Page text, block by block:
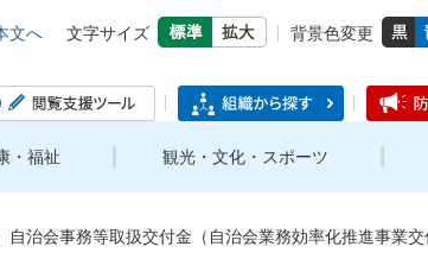
文へ 文字サイズ
背景色変更
・福祉 観光・文化・スポーツ
自治会事務等取扱交付金（自治会業務効率化推進事業交